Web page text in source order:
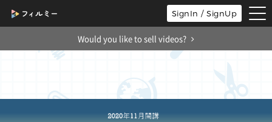
SignIn / SignUp
Would you like to sell videos?